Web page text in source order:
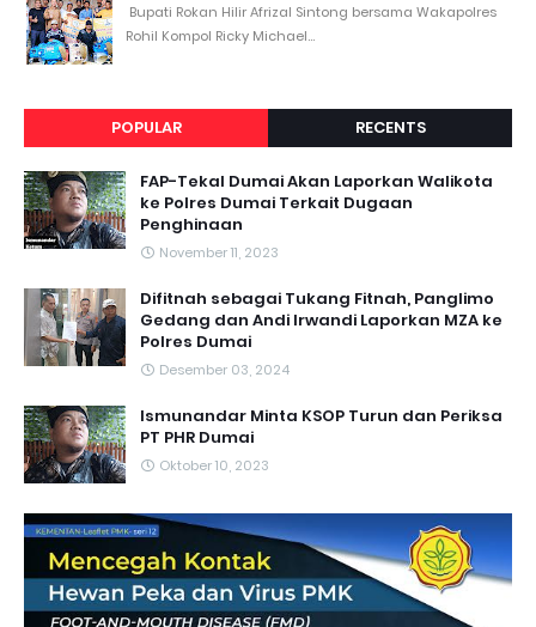
Bupati Rokan Hilir Afrizal Sintong bersama Wakapolres
Rohil Kompol Ricky Michael...
POPULAR RECENTS
FAP-Tekal Dumai Akan Laporkan Walikota
ke Polres Dumai Terkait Dugaan
Penghinaan
November 11, 2023
Difitnah sebagai Tukang Fitnah, Panglimo
Gedang dan Andi Irwandi Laporkan MZA ke
Polres Dumai
Desember 03, 2024
Ismunandar Minta KSOP Turun dan Periksa
PT PHR Dumai
Oktober 10, 2023